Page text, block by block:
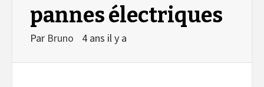
pannes électriques
Par Bruno 4 ans il y a